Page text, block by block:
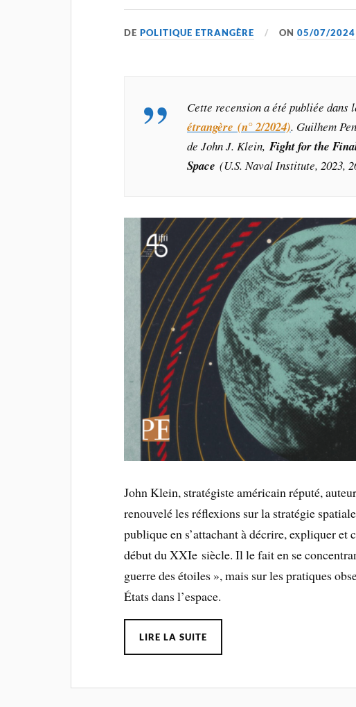
DEPOLITIQUE ETRANGÈRE ON05/07/2024
Cette recension a été publiée dans
étrangère (n° 2/2024). Guilhem
de John J. Klein, Fight for the
Space(U.S. Naval Institute, 2023,
John Klein, stratégiste américain réputé,
renouvelé les réflexions sur la stratégie
publique en s’attachant à décrire, expliquer
début du XXIe siècle. Il le fait en se
guerre des étoiles », mais sur les pratiques
États dans l’espace.
LIRE LA SUITE